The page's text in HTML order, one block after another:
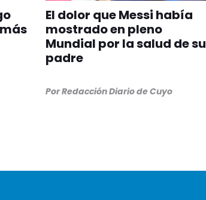
El dolor que Messi había
mostrado en pleno
Mundial por la salud de su
padre
PorRedacción Diario de Cuyo